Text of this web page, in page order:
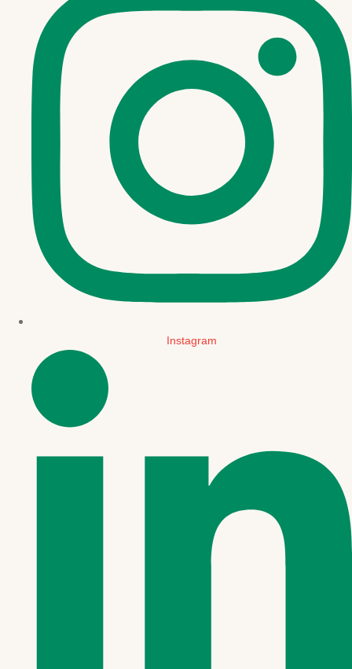
Instagram